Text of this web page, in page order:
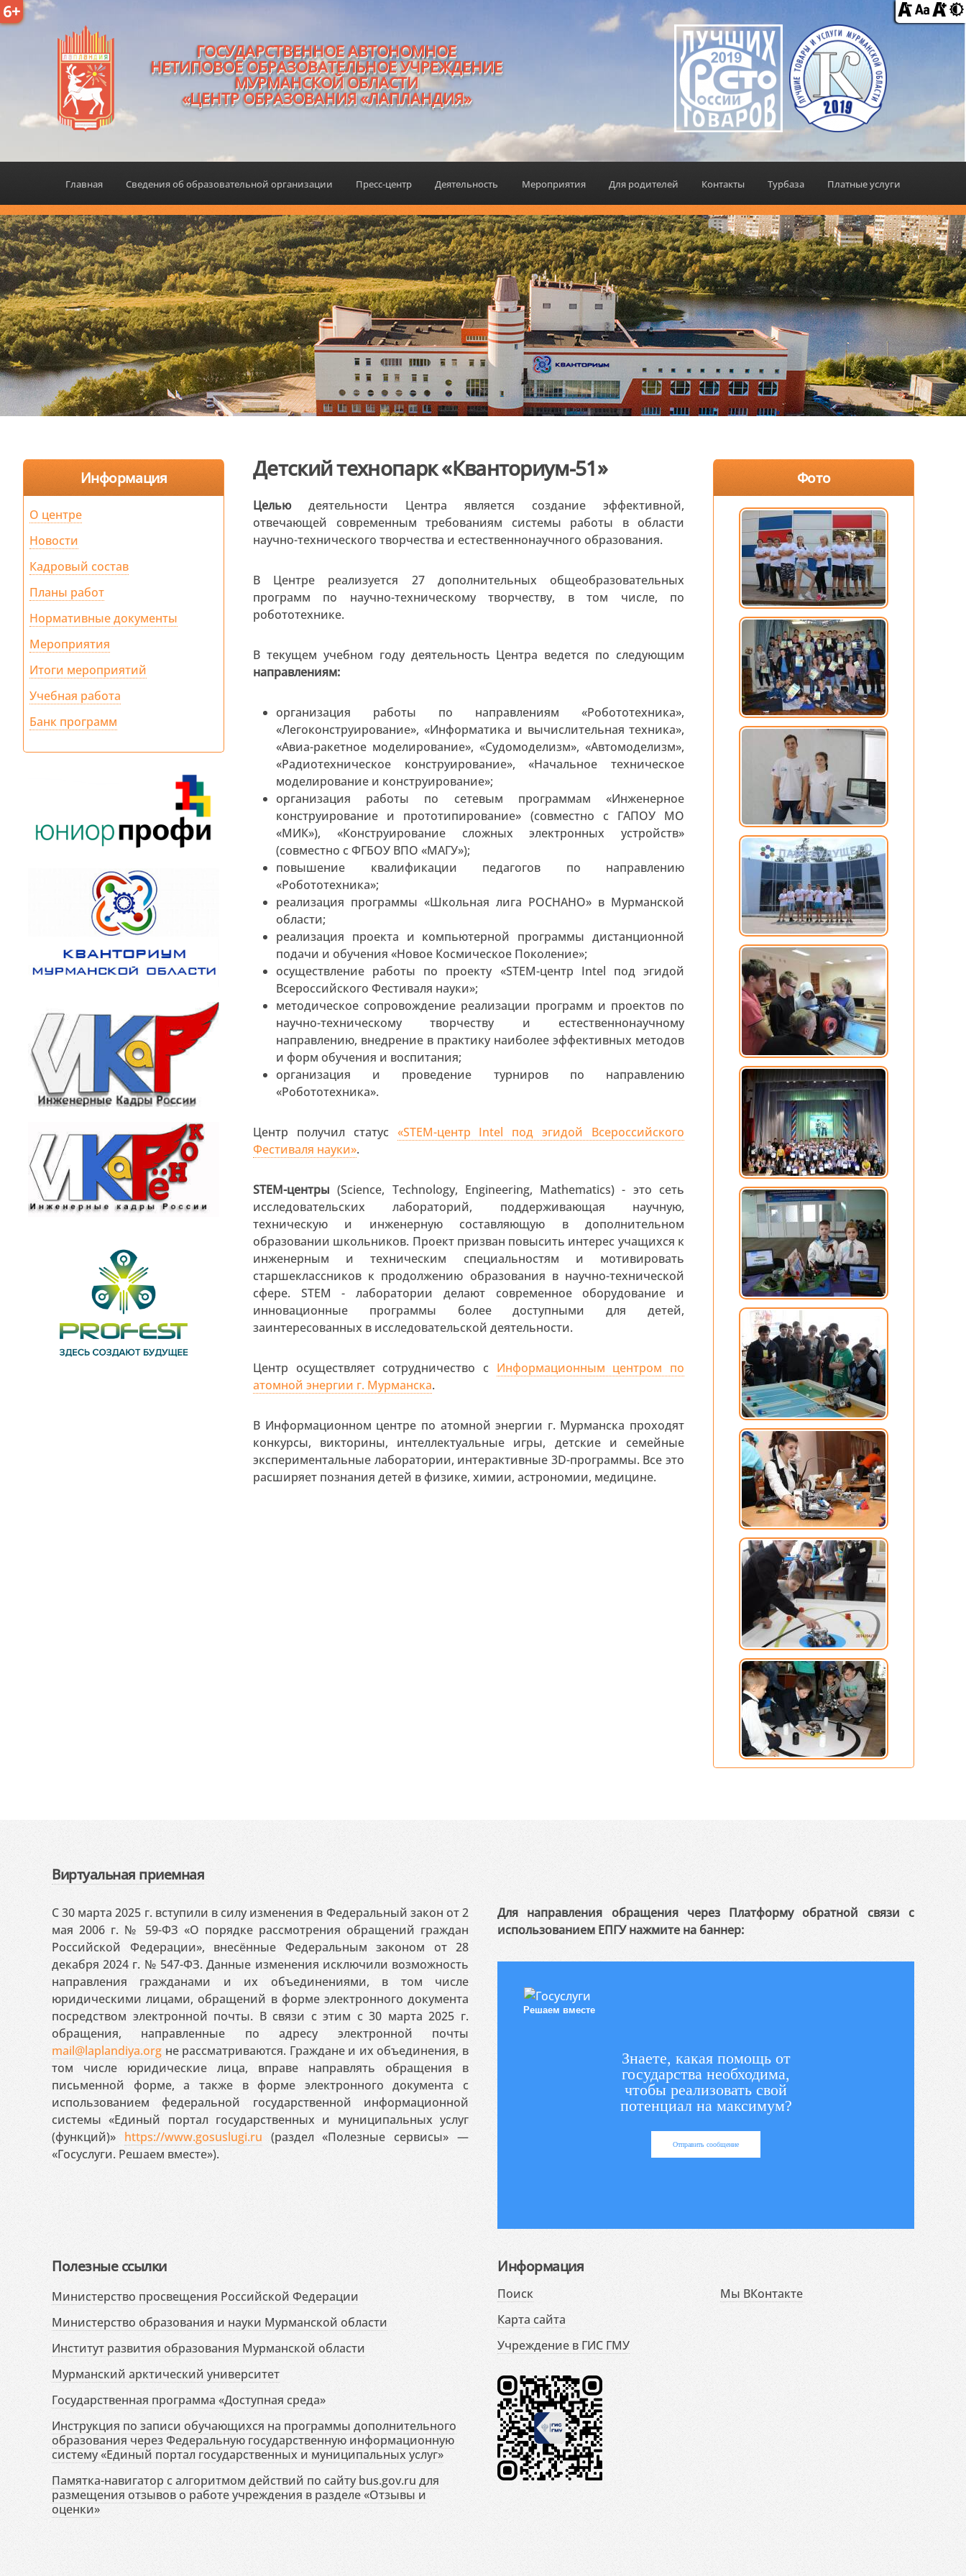
6+
ГОСУДАРСТВЕННОЕ АВТОНОМНОЕ
НЕТИПОВОЕ ОБРАЗОВАТЕЛЬНОЕ УЧРЕЖДЕНИЕ
МУРМАНСКОЙ ОБЛАСТИ
«ЦЕНТР ОБРАЗОВАНИЯ «ЛАПЛАНДИЯ»
Главная Сведения об образовательной организации Пресс-центр Деятельность Мероприятия Для родителей Контакты Турбаза Платные услуги
Информация
О центре
Новости
Кадровый состав
Планы работ
Нормативные документы
Мероприятия
Итоги мероприятий
Учебная работа
Банк программ
Детский технопарк «Кванториум-51»
Цельюдеятельности Центра является создание эффективной,
отвечающей современным требованиям системы работы в области
научно-технического творчества и естественнонаучного образования.
В Центре реализуется 27 дополнительных общеобразовательных
программ по научно-техническому творчеству, в том числе, по
робототехнике.
В текущем учебном году деятельность Центра ведется по следующим
направлениям:
организация работы по направлениям «Робототехника»,
«Легоконструирование», «Информатика и вычислительная техника»,
«Авиа-ракетное моделирование», «Судомоделизм», «Автомоделизм»,
«Радиотехническое конструирование», «Начальное техническое
моделирование и конструирование»;
организация работы по сетевым программам «Инженерное
конструирование и прототипирование» (совместно с ГАПОУ МО
«МИК»), «Конструирование сложных электронных устройств»
(совместно с ФГБОУ ВПО «МАГУ»);
повышение квалификации педагогов по направлению
«Робототехника»;
реализация программы «Школьная лига РОСНАНО» в Мурманской
области;
реализация проекта и компьютерной программы дистанционной
подачи и обучения «Новое Космическое Поколение»;
осуществление работы по проекту «STEM-центр Intel под эгидой
Всероссийского Фестиваля науки»;
методическое сопровождение реализации программ и проектов по
научно-техническому творчеству и естественнонаучному
направлению, внедрение в практику наиболее эффективных методов
и форм обучения и воспитания;
организация и проведение турниров по направлению
«Робототехника».
Центр получил статус «STEM-центр Intel под эгидой Всероссийского
Фестиваля науки».
STEM-центры (Science, Technology, Engineering, Mathematics) - это сеть
исследовательских лабораторий, поддерживающая научную,
техническую и инженерную составляющую в дополнительном
образовании школьников. Проект призван повысить интерес учащихся к
инженерным и техническим специальностям и мотивировать
старшеклассников к продолжению образования в научно-технической
сфере. STEM - лаборатории делают современное оборудование и
инновационные программы более доступными для детей,
заинтересованных в исследовательской деятельности.
Центр осуществляет сотрудничество с Информационным центром по
атомной энергии г. Мурманска.
В Информационном центре по атомной энергии г. Мурманска проходят
конкурсы, викторины, интеллектуальные игры, детские и семейные
экспериментальные лаборатории, интерактивные 3D-программы. Все это
расширяет познания детей в физике, химии, астрономии, медицине.
Фото
Виртуальная приемная
С 30 марта 2025 г. вступили в силу изменения в Федеральный закон от 2
мая 2006 г. № 59-ФЗ «О порядке рассмотрения обращений граждан
Российской Федерации», внесённые Федеральным законом от 28
декабря 2024 г. № 547-ФЗ. Данные изменения исключили возможность
направления гражданами и их объединениями, в том числе
юридическими лицами, обращений в форме электронного документа
посредством электронной почты. В связи с этим с 30 марта 2025 г.
обращения, направленные по адресу электронной почты
mail@laplandiya.org не рассматриваются. Граждане и их объединения, в
том числе юридические лица, вправе направлять обращения в
письменной форме, а также в форме электронного документа с
использованием федеральной государственной информационной
системы «Единый портал государственных и муниципальных услуг
(функций)» https://www.gosuslugi.ru (раздел «Полезные сервисы» —
«Госуслуги. Решаем вместе»).
Для направления обращения через Платформу обратной связи с
использованием ЕПГУ нажмите на баннер:
Решаем вместе
Знаете, какая помощь от
государства необходима,
чтобы реализовать свой
потенциал на максимум?
Отправить сообщение
Полезные ссылки
Министерство просвещения Российской Федерации
Министерство образования и науки Мурманской области
Институт развития образования Мурманской области
Мурманский арктический университет
Государственная программа «Доступная среда»
Инструкция по записи обучающихся на программы дополнительного
образования через Федеральную государственную информационную
систему «Единый портал государственных и муниципальных услуг»
Памятка-навигатор с алгоритмом действий по сайту bus.gov.ru для
размещения отзывов о работе учреждения в разделе «Отзывы и
оценки»
Информация
Поиск
Карта сайта
Учреждение в ГИС ГМУ
Мы ВКонтакте